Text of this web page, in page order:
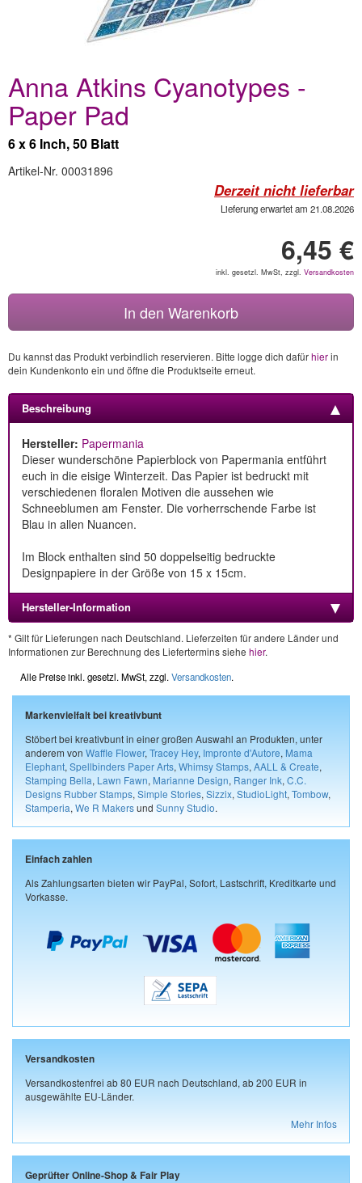
Anna Atkins Cyanotypes -
Paper Pad
6 x 6 Inch, 50 Blatt
Artikel-Nr. 00031896
Derzeit nicht lieferbar
Lieferung erwartet am 21.08.2026
6,45 €
inkl. gesetzl. MwSt, zzgl. Versandkosten
In den Warenkorb
Du kannst das Produkt verbindlich reservieren. Bitte logge dich dafürhierin
dein Kundenkonto ein und öffne die Produktseite erneut.
Beschreibung
Hersteller: Papermania
Dieser wunderschöne Papierblock von Papermania entführt
euch in die eisige Winterzeit. Das Papier ist bedruckt mit
verschiedenen floralen Motiven die aussehen wie
Schneeblumen am Fenster. Die vorherrschende Farbe ist
Blau in allen Nuancen.
Im Block enthalten sind 50 doppelseitig bedruckte
Designpapiere in der Größe von 15 x 15cm.
Hersteller-Information
* Gilt für Lieferungen nach Deutschland. Lieferzeiten für andere Länder und
Informationen zur Berechnung des Liefertermins siehe hier.
Alle Preise inkl. gesetzl. MwSt, zzgl. Versandkosten.
Markenvielfalt bei kreativbunt
Stöbert bei kreativbunt in einer großen Auswahl an Produkten, unter
anderem von Waffle Flower, Tracey Hey, Impronte d'Autore, Mama
Elephant, Spellbinders Paper Arts, Whimsy Stamps, AALL & Create,
Stamping Bella, Lawn Fawn, Marianne Design, Ranger Ink, C.C.
Designs Rubber Stamps, Simple Stories, Sizzix, StudioLight, Tombow,
Stamperia, We R Makersund Sunny Studio.
Einfach zahlen
Als Zahlungsarten bieten wir PayPal, Sofort, Lastschrift, Kreditkarte und
Vorkasse.
Versandkosten
Versandkostenfrei ab 80 EUR nach Deutschland, ab 200 EUR in
ausgewählte EU-Länder.
Mehr Infos
Geprüfter Online-Shop & Fair Play